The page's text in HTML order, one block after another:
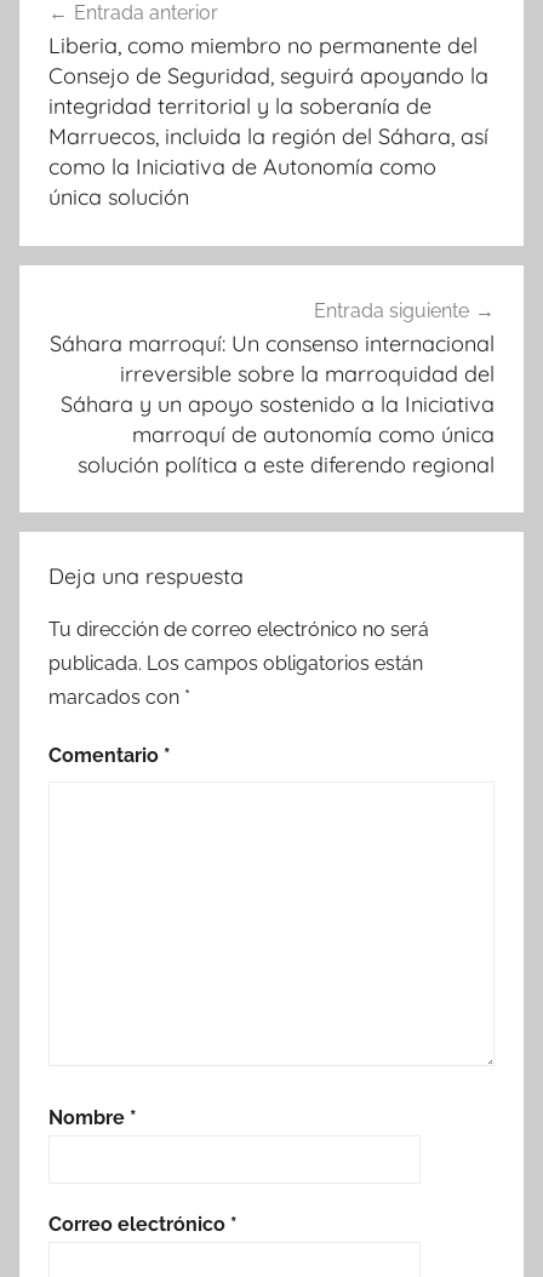
de
entradas
Entrada anterior
Liberia, como miembro no permanente del
Consejo de Seguridad, seguirá apoyando la
integridad territorial y la soberanía de
Marruecos, incluida la región del Sáhara, así
como la Iniciativa de Autonomía como
única solución
Entrada siguiente
Sáhara marroquí: Un consenso internacional
irreversible sobre la marroquidad del
Sáhara y un apoyo sostenido a la Iniciativa
marroquí de autonomía como única
solución política a este diferendo regional
Deja una respuesta
Tu dirección de correo electrónico no será
publicada. Los campos obligatorios están
marcados con *
Comentario *
Nombre *
Correo electrónico *